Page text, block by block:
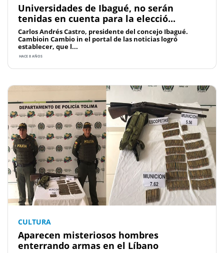
Universidades de Ibagué, no serán
tenidas en cuenta para la elecció...
Carlos Andrés Castro, presidente del concejo Ibagué.
Cambioin Cambio in el portal de las noticias logró
establecer, que l...
HACE 8 AÑOS
CULTURA
Aparecen misteriosos hombres
enterrando armas en el Líbano